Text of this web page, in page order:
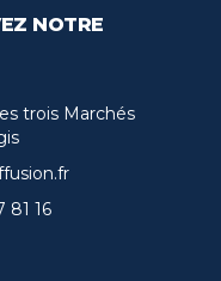
NOTRE
trois Marchés
81 16